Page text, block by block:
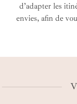
d’adapter les
envies, afin de